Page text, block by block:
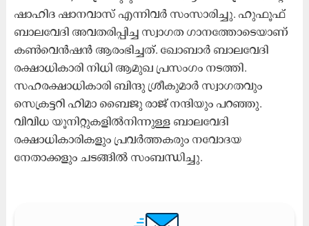
ഷാഹിദ ഷാനവാസ് എന്നിവർ സംസാരിച്ചു. ഹുഫൂഫ്
ബാലവേദി അവതരിപ്പിച്ച സ്വാഗത ഗാനത്തോടെയാണ്
കൺവെൻഷൻ ആരംഭിച്ചത്. ഖോബാർ ബാലവേദി
രക്ഷാധികാരി നിധി ആമുഖ പ്രസംഗം നടത്തി.
സഹരക്ഷാധികാരി ബിന്ദു ശ്രീകുമാർ സ്വാഗതവും
സെക്രട്ടറി ഹിമാ ബൈജു രാജ് നന്ദിയും പറഞ്ഞു.
വിവിധ യൂനിറ്റുകളിൽനിന്നുള്ള ബാലവേദി
രക്ഷാധികാരികളും പ്രവർത്തകരും നവോദയ
നേതാക്കളും ചടങ്ങിൽ സംബന്ധിച്ചു.